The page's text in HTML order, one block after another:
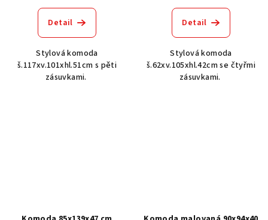
Detail
Stylová komoda
š.117xv.101xhl.51cm s pěti
zásuvkami.
Detail
Stylová komoda
š.62xv.105xhl.42cm se čtyřmi
zásuvkami.